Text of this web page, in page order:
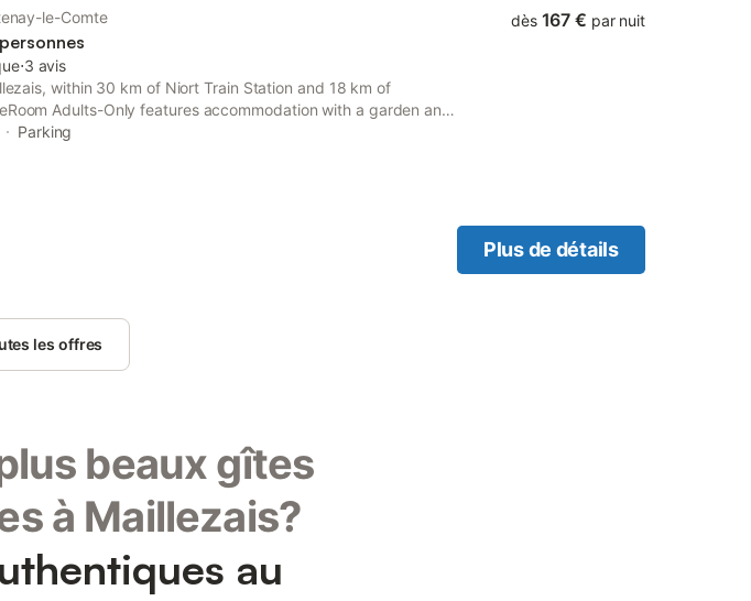
le-Comte
⋅3 avis
within 30 km of Niort Train Station and 18 km of
Adults-Only features accommodation with a garden and
as free private parking for guests who drive.
Parking
dès 167 € par nuit
Plus de détails
les offres
beaux gîtes
à Maillezais?
au